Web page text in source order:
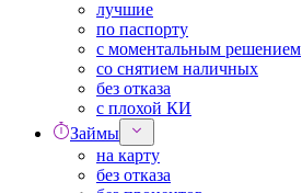
лучшие
по паспорту
с моментальным решением
со снятием наличных
без отказа
с плохой КИ
Займы
на карту
без отказа